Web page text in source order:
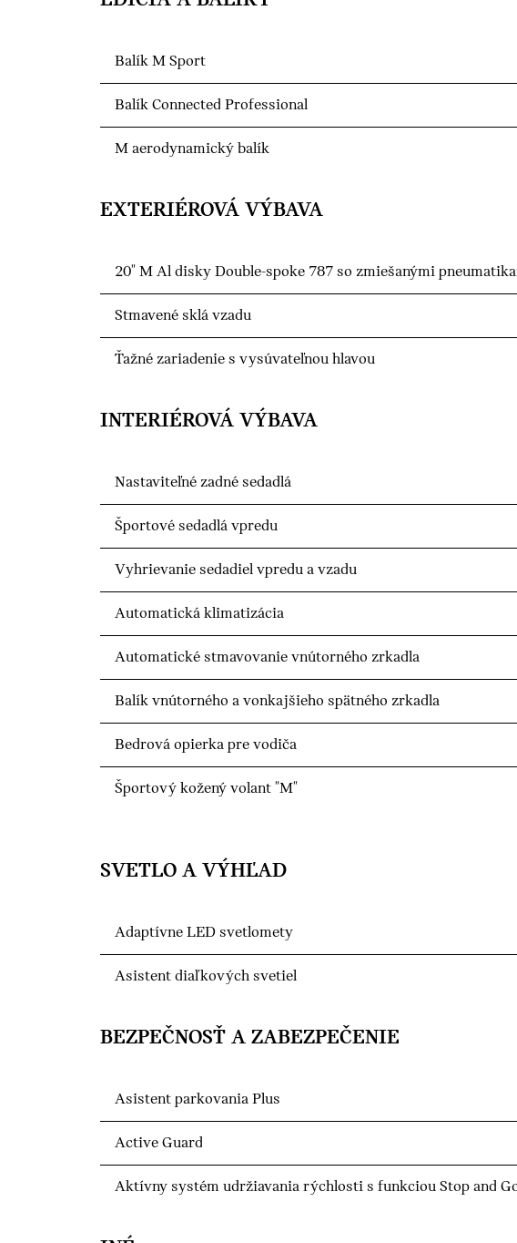
Balík M Sport
Balík Connected Professional
M aerodynamický balík
EXTERIÉROVÁ VÝBAVA
20" M Al disky Double-spoke 787 so zmiešanými
Stmavené sklá vzadu
Ťažné zariadenie s vysúvateľnou hlavou
INTERIÉROVÁ VÝBAVA
Nastaviteľné zadné sedadlá
Športové sedadlá vpredu
Vyhrievanie sedadiel vpredu a vzadu
Automatická klimatizácia
Automatické stmavovanie vnútorného zrkadla
Balík vnútorného a vonkajšieho spätného zrkadla
Bedrová opierka pre vodiča
Športový kožený volant "M"
SVETLO A VÝHĽAD
Adaptívne LED svetlomety
Asistent diaľkových svetiel
BEZPEČNOSŤ A ZABEZPEČENIE
Asistent parkovania Plus
Active Guard
Aktívny systém udržiavania rýchlosti s funkciou Stop and